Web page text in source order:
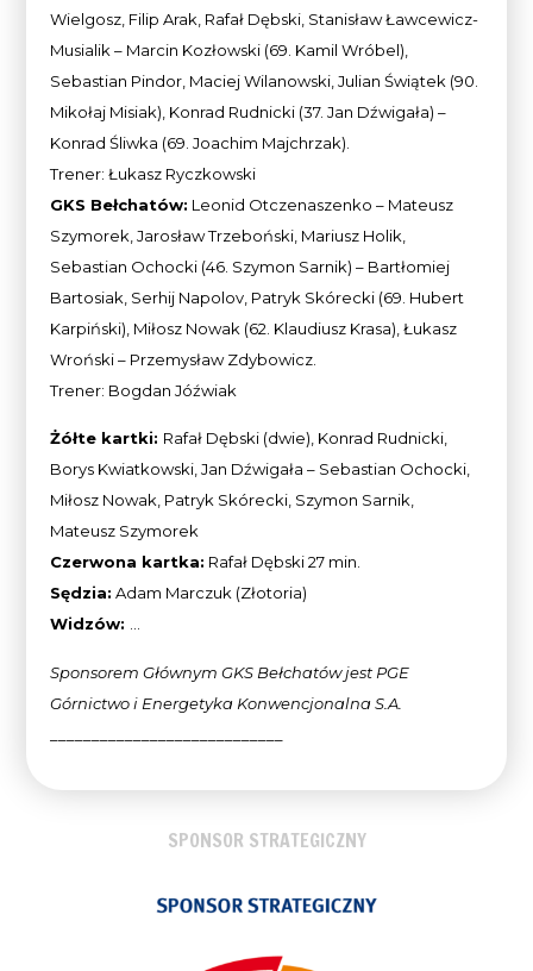
Wielgosz, Filip Arak, Rafał Dębski, Stanisław Ławcewicz-
Musialik – Marcin Kozłowski (69. Kamil Wróbel),
Sebastian Pindor, Maciej Wilanowski, Julian Świątek (90.
Mikołaj Misiak), Konrad Rudnicki (37. Jan Dźwigała) –
Konrad Śliwka (69. Joachim Majchrzak).
Trener: Łukasz Ryczkowski
GKS Bełchatów: Leonid Otczenaszenko – Mateusz
Szymorek, Jarosław Trzeboński, Mariusz Holik,
Sebastian Ochocki (46. Szymon Sarnik) – Bartłomiej
Bartosiak, Serhij Napolov, Patryk Skórecki (69. Hubert
Karpiński), Miłosz Nowak (62. Klaudiusz Krasa), Łukasz
Wroński – Przemysław Zdybowicz.
Trener: Bogdan Jóźwiak
Żółte kartki: Rafał Dębski (dwie), Konrad Rudnicki,
Borys Kwiatkowski, Jan Dźwigała – Sebastian Ochocki,
Miłosz Nowak, Patryk Skórecki, Szymon Sarnik,
Mateusz Szymorek
Czerwona kartka: Rafał Dębski 27 min.
Sędzia: Adam Marczuk (Złotoria)
Widzów: …
Sponsorem Głównym GKS Bełchatów jest PGE
Górnictwo i Energetyka Konwencjonalna S.A.
SPONSOR STRATEGICZNY